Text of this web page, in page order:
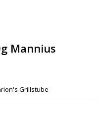
Mannius
Grillstube